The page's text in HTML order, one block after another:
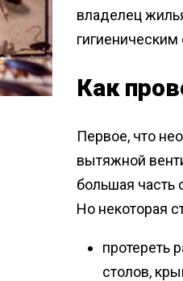
владелец
Как
Первое, что
вытяжной
большая часть
Но некоторая
протереть
столов,